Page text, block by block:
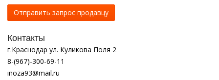
Отправить запрос продавцу
Контакты
г.Краснодар ул. Куликова Поля 2
8-(967)-300-69-11
inoza93@mail.ru